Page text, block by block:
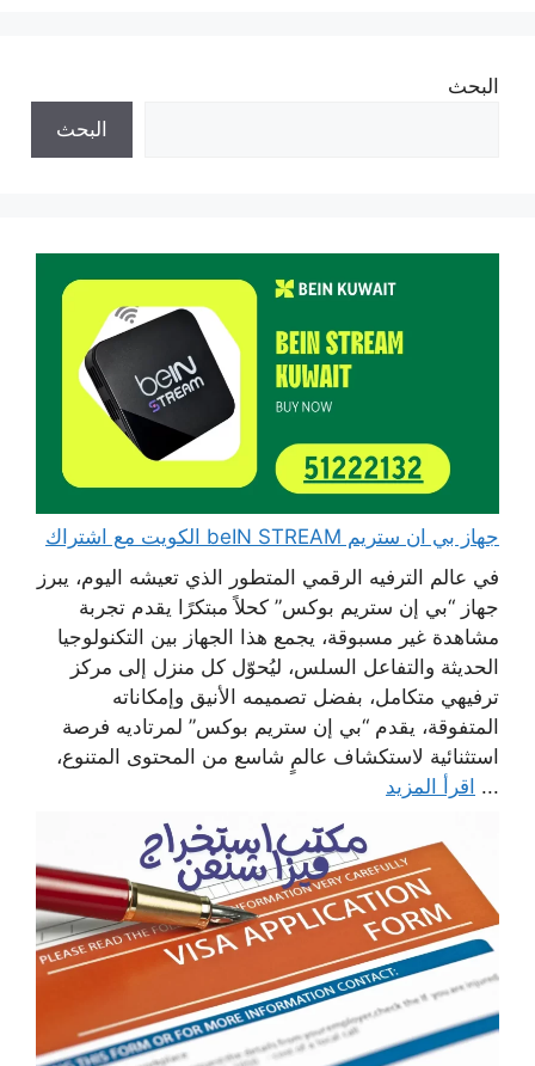
البحث
البحث
جهاز بي ان ستريم beIN STREAM الكويت مع اشتراك
في عالم الترفيه الرقمي المتطور الذي تعيشه اليوم، يبرز
جهاز “بي إن ستريم بوكس” كحلاً مبتكرًا يقدم تجربة
مشاهدة غير مسبوقة، يجمع هذا الجهاز بين التكنولوجيا
الحديثة والتفاعل السلس، ليُحوّل كل منزل إلى مركز
ترفيهي متكامل، بفضل تصميمه الأنيق وإمكاناته
المتفوقة، يقدم “بي إن ستريم بوكس” لمرتاديه فرصة
استثنائية لاستكشاف عالمٍ شاسع من المحتوى المتنوع،
... اقرأ المزيد